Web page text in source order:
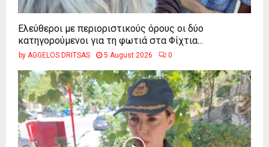
Ελεύθεροι με περιοριστικούς όρους οι δύο
κατηγορούμενοι για τη φωτιά στα Φίχτια...
by AGGELOS DRITSAS 5 August 2026 0